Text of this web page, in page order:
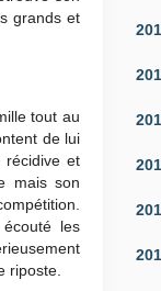
grands et
tout au
de lui
récidive et
mais son
les
riposte.